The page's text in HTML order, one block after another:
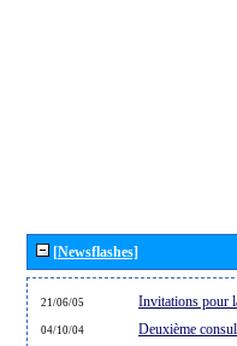
[Newsflashes]
21/06/05 Invitations pour
04/10/04 Deuxième